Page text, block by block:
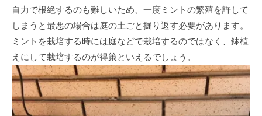
自力で根絶するのも難しいため、一度ミントの繁殖を許して
しまうと最悪の場合は庭の土ごと掘り返す必要があります。
ミントを栽培する時には庭などで栽培するのではなく、鉢植
えにして栽培するのが得策といえるでしょう。